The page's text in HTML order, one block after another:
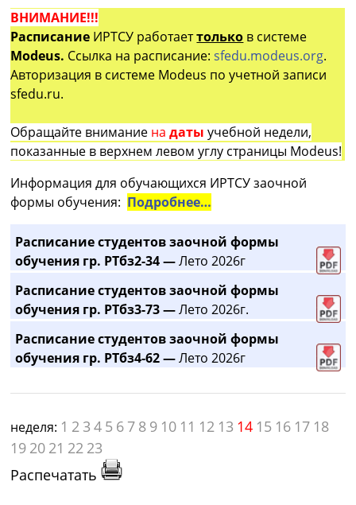
ВНИМАНИЕ!!!
Расписание ИРТСУ работаеттолько в системе
Modeus. Ссылка на расписание:sfedu.modeus.org.
Авторизация в системе Modeus по учетной записи
sfedu.ru.
Обращайте внимание на датыучебной недели,
показанные в верхнем левом углу страницы Modeus!
Информация для обучающихся ИРТСУ заочной
формы обучения: Подробнее…
Расписание студентов заочной формы
обучения гр. РТбз2-34 —Лето 2026г
Расписание студентов заочной формы
обучения гр. РТбз3-73 —Лето 2026г.
Расписание студентов заочной формы
обучения гр. РТбз4-62 —Лето 2026г
неделя: 1 2 3 4 5 6 7 8 9 10 11 12 13 14 15 16 17 18
19 20 21 22 23
Распечатать